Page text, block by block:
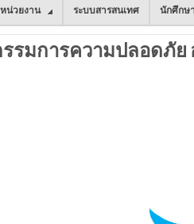
หน่วยงาน ระบบสารสนเทศ นักศึกษ
รมการความปลอดภัย